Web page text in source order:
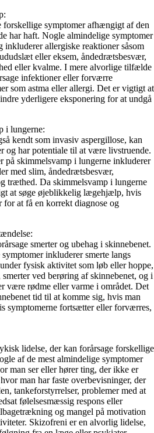
forskellige symptomer afhængigt af den
har haft. Nogle almindelige symptomer
inkluderer allergiske reaktioner såsom
eller eksem, åndedrætsbesvær,
eller kvalme. I mere alvorlige tilfælde
infektioner eller forværre
som astma eller allergi. Det er vigtigt at
yderligere eksponering for at undgå
i lungerne:
kendt som invasiv aspergillose, kan
og har potentiale til at være livstruende.
på skimmelsvamp i lungerne inkluderer
med slim, åndedrætsbesvær,
træthed. Da skimmelsvamp i lungerne
at søge øjeblikkelig lægehjælp, hvis
for at få en korrekt diagnose og
smerter og ubehag i skinnebenet.
inkluderer smerte langs
fysisk aktivitet som løb eller hoppe,
ved berøring af skinnebenet, og i
være rødme eller varme i området. Det
tid til at komme sig, hvis man
symptomerne fortsætter eller forværres,
lidelse, der kan forårsage forskellige
af de mest almindelige symptomer
man ser eller hører ting, der ikke er
man har faste overbevisninger, der
tankeforstyrrelser, problemer med at
følelsesmæssig respons eller
og mangel på motivation
Skizofreni er en alvorlig lidelse,